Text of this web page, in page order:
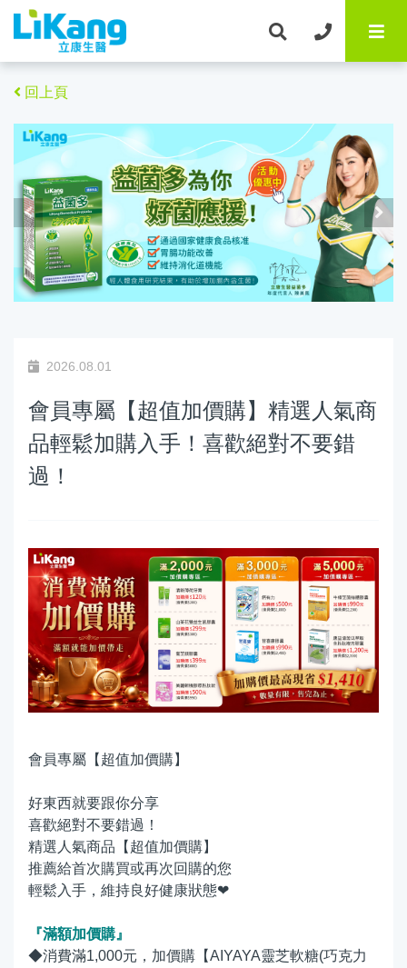
回上頁
2026.08.01
會員專屬【超值加價購】精選人氣商
品輕鬆加購入手！喜歡絕對不要錯
過！
會員專屬【超值加價購】
好東西就要跟你分享
喜歡絕對不要錯過！
精選人氣商品【超值加價購】
推薦給首次購買或再次回購的您
輕鬆入手，維持良好健康狀態❤
『滿額加價購』
◆消費滿1,000元，加價購【AIYAYA靈芝軟糖(巧克力